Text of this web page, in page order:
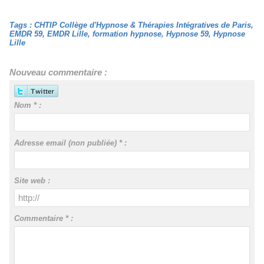
Tags : CHTIP Collège d'Hypnose & Thérapies Intégratives de Paris,
EMDR 59, EMDR Lille, formation hypnose, Hypnose 59, Hypnose
Lille
Nouveau commentaire :
Nom * :
Adresse email (non publiée) * :
Site web :
Commentaire * :